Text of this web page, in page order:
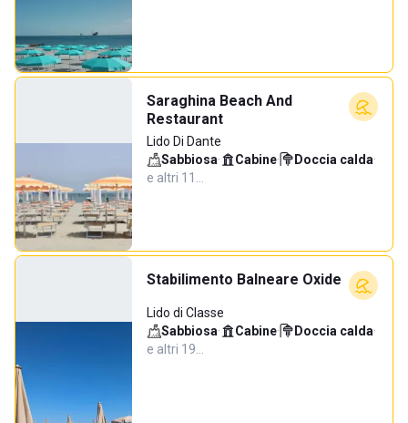
Saraghina Beach And
Restaurant
Lido Di Dante
Sabbiosa· Cabine· Doccia calda·
e altri 11…
Stabilimento Balneare Oxide
Lido di Classe
Sabbiosa· Cabine· Doccia calda·
e altri 19…